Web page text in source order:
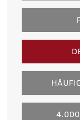
4.000